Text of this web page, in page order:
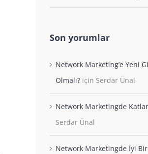
Son yorumlar
Network Marketing’e Yeni
Olmalı? için Serdar Ünal
Network Marketingde
Serdar Ünal
Network Marketingde İyi